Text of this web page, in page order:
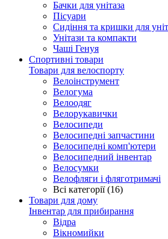
Бачки для унітаза
Пісуари
Сидіння та кришки для
Унітази та компакти
Чаші Генуя
Спортивні товари
Товари для велоспорту
Велоінструмент
Велогума
Велоодяг
Велорукавички
Велосипеди
Велосипедні запчастини
Велосипедні комп'ютери
Велосипедний інвентар
Велосумки
Велофляги і фляготримачі
Всі категорії (16)
Товари для дому
Інвентар для прибирання
Відра
Вікномийки